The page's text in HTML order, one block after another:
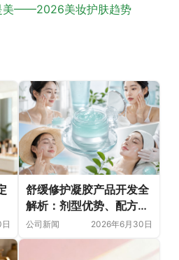
美——2026美妆护肤趋势
舒缓修护凝胶产品开发全
解析：剂型优势、配方体
系与商业落地策略
公司新闻 2026年6月30日